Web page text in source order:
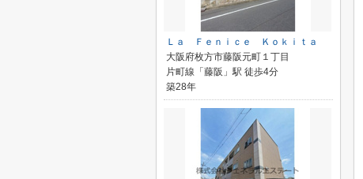
Ｌａ Ｆｅｎｉｃｅ Ｋｏｋｉｔａ
大阪府枚方市藤阪元町１丁目
片町線「藤阪」駅 徒歩4分
築28年